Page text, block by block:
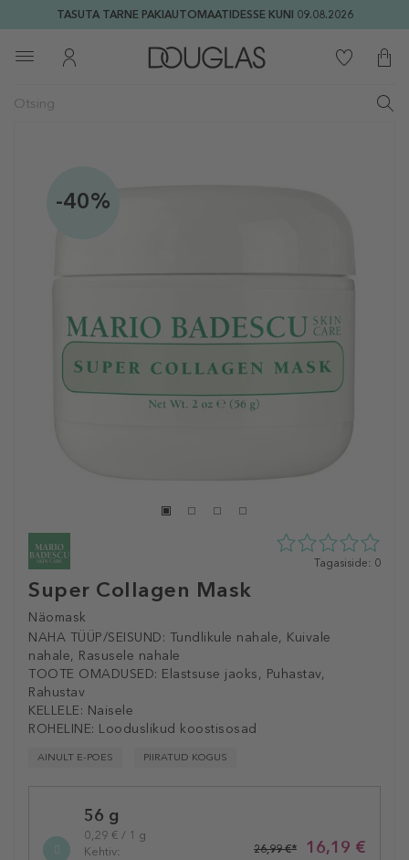
TASUTA TARNE PAKIAUTOMAATIDESSE KUNI 09.08.2026
-40%
Super Collagen Mask
Näomask
NAHA TÜÜP/SEISUND: Tundlikule nahale, Kuivale
nahale, Rasusele nahale
TOOTE OMADUSED: Elastsuse jaoks, Puhastav,
Rahustav
KELLELE: Naisele
ROHELINE: Looduslikud koostisosad
AINULT E-POES PIIRATUD KOGUS
0
Tagasiside: 0
variation56 g
0,29 € / 1 g
Kehtiv:
16,19 €
26,99 €*